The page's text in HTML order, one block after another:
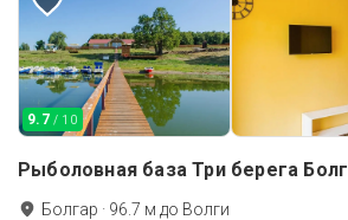
9.7 / 10
Рыболовная база Три берега
Болгар · 96.7 м до Волги